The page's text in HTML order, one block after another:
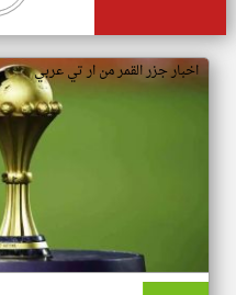
اخبار جزر القمر من ار تي عربي